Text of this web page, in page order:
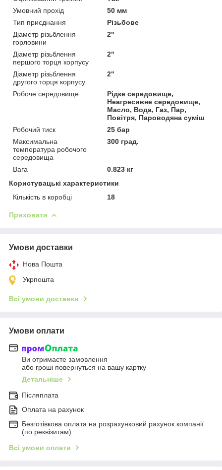
Умовний прохід
50 мм
Тип приєднання
Різьбове
Діаметр різьблення
горловини
2"
Діаметр різьблення
першого торця корпусу
2"
Діаметр різьблення
другого торця корпусу
2"
Робоче середовище
Рідке середовище,
Неагресивне середовище,
Масло, Вода, Газ, Пар,
Повітря, Пароводяна суміш
Робочий тиск
25 бар
Максимальна
температура робочого
середовища
300 град.
Вага
0.823 кг
Користувацькі характеристики
Кількість в коробці
18
Приховати
Умови доставки
Нова Пошта
Укрпошта
Всі умови доставки
Умови оплати
Ви отримаєте замовлення
або гроші повернуться на вашу картку
Детальніше
Післяплата
Оплата на рахунок
Безготівкова оплата на розрахунковий рахунок компанії
(по реквізитам)
Всі умови оплати